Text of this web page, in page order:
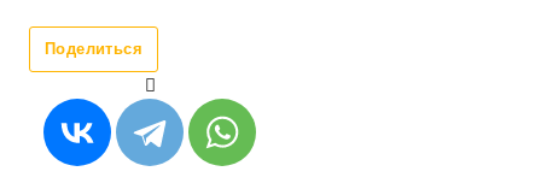
Поделиться